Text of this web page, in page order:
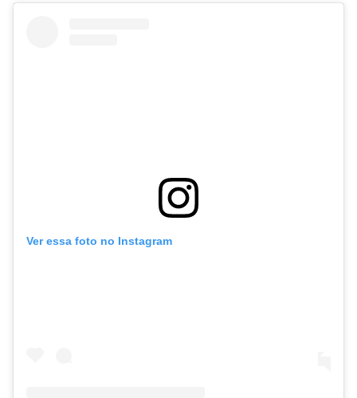
Ver essa foto no Instagram